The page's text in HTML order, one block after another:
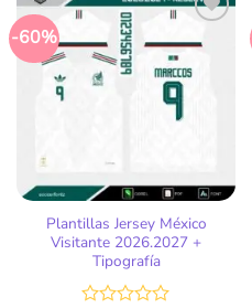
-60%
a la
lista
Plantillas Jersey México
Visitante 2026.2027 +
Tipografía